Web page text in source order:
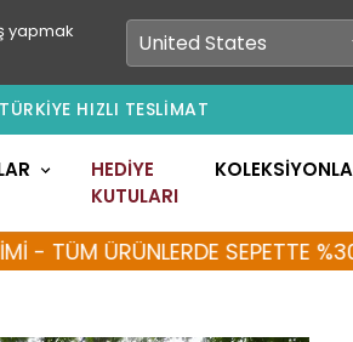
yapmak
HIZLI TESLİMAT
HEDİYE
KUTULARI
ÜRÜNLERDE SEPETTE %30